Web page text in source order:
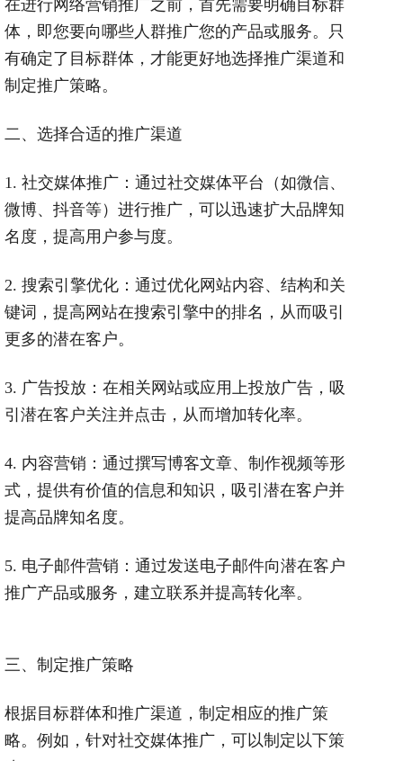
在进行网络营销推广之前，首先需要明确目标群
体，即您要向哪些人群推广您的产品或服务。只
有确定了目标群体，才能更好地选择推广渠道和
制定推广策略。
二、选择合适的推广渠道
1. 社交媒体推广：通过社交媒体平台（如微信、
微博、抖音等）进行推广，可以迅速扩大品牌知
名度，提高用户参与度。
2. 搜索引擎优化：通过优化网站内容、结构和关
键词，提高网站在搜索引擎中的排名，从而吸引
更多的潜在客户。
3. 广告投放：在相关网站或应用上投放广告，吸
引潜在客户关注并点击，从而增加转化率。
4. 内容营销：通过撰写博客文章、制作视频等形
式，提供有价值的信息和知识，吸引潜在客户并
提高品牌知名度。
5. 电子邮件营销：通过发送电子邮件向潜在客户
推广产品或服务，建立联系并提高转化率。
三、制定推广策略
根据目标群体和推广渠道，制定相应的推广策
略。例如，针对社交媒体推广，可以制定以下策